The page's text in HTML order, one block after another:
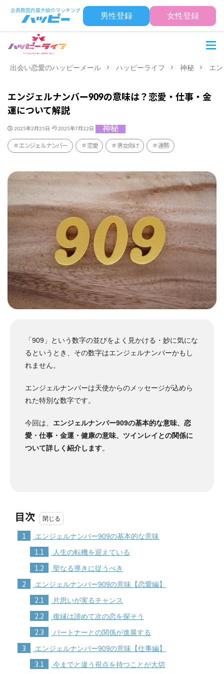
男性登録 女性登録
出会い恋愛のハッピーメール ハッピーライフ 神秘 エ
エンジェルナンバー909の意味は？恋愛・仕事・金
運について解説
2025年2月25日 2025年7月22日 神秘
エンジェルナンバー 恋愛 男女向け 運勢
「909」という数字の並びをよく見かける・妙に気にな
るというとき、その数字はエンジェルナンバーかもし
れません。
エンジェルナンバーは天使からのメッセージが込めら
れた特別な数字です。
今回は、 エンジェルナンバー909の基本的な意味、恋
愛・仕事・金運・健康の意味、ツインレイとの関係に
ついて詳しく紹介します。
目次
1 エンジェルナンバー909の基本的な意味
1.1 人生の転機を迎えている
1.2 聖なる導きに従うべき
2 エンジェルナンバー909の意味【恋愛編】
2.1 片思いが実るチャンス
2.2 復縁は諦めて次の恋を探そう
2.3 パートナーとの関係が進展する
3 エンジェルナンバー909の意味【仕事編】
3.1 今までと違う視点を持つことが大切